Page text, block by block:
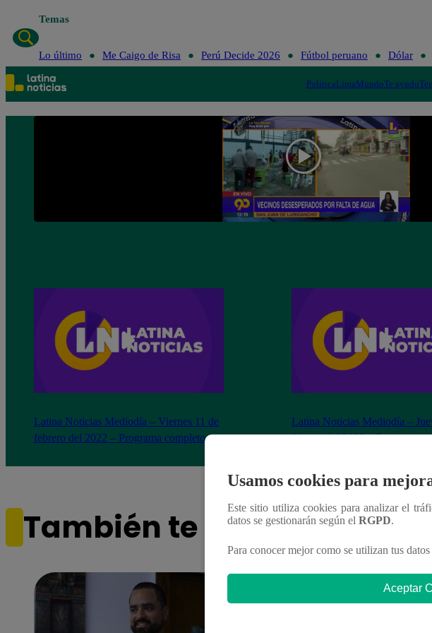
Temas
Lo último Me Caigo de Risa Perú Decide 2026 Fútbol peruano Dólar
PolíticaLimaMundoTe ayudo
Latina Noticias Mediodía – Viernes 11 de
febrero del 2022 – Programa completo
Latina Noticias Mediodía –
febrero del 2022 – Programa
También te puede
Usamos cookies para
Este sitio utiliza cookies para analizar el
datos se gestionarán según el RGPD.
Para conocer mejor como se utilizan tus
Aceptar